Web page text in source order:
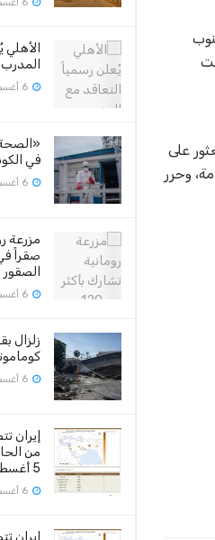
«الصحة
في
صقراً في
الصقور
من
5 أغسطس
على
وحرر